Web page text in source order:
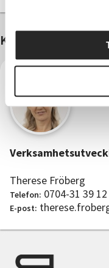
Kontakter
Therese Fröberg
Telefon: 0704-31 39 12
E-post: